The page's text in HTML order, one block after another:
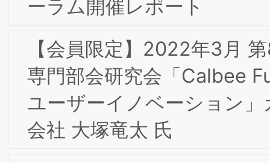
2017年 BSI出版活動の一つとして会員の
る現代マーケティング」（ミネルヴァ書
房）が発刊されました。
2017年7月 東京第10回フォーラムのお知
らせ
2017年9月 東阪合同合宿